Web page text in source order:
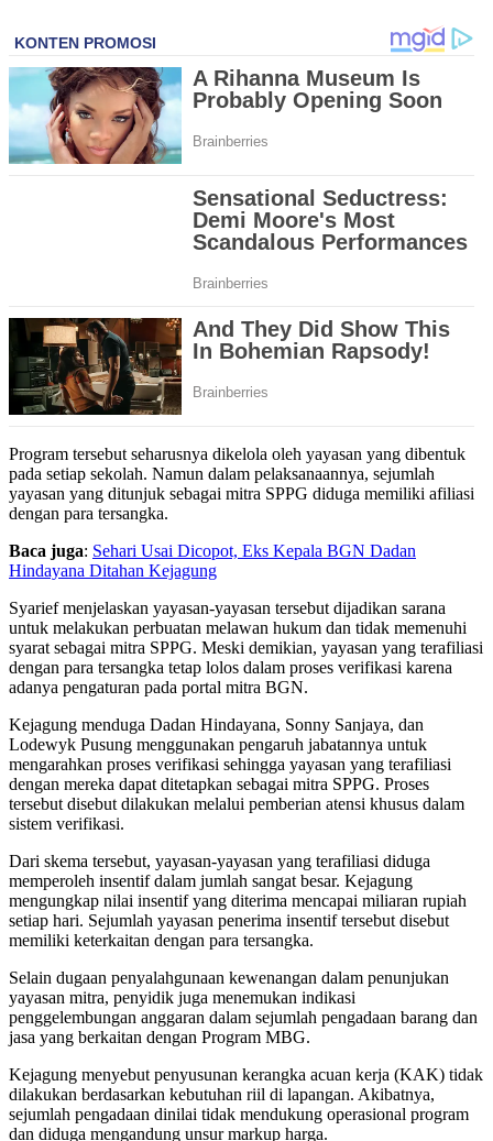
Program tersebut seharusnya dikelola oleh yayasan yang dibentuk
pada setiap sekolah. Namun dalam pelaksanaannya, sejumlah
yayasan yang ditunjuk sebagai mitra SPPG diduga memiliki afiliasi
dengan para tersangka.
Baca juga: Sehari Usai Dicopot, Eks Kepala BGN Dadan
Hindayana Ditahan Kejagung
Syarief menjelaskan yayasan-yayasan tersebut dijadikan sarana
untuk melakukan perbuatan melawan hukum dan tidak memenuhi
syarat sebagai mitra SPPG. Meski demikian, yayasan yang terafiliasi
dengan para tersangka tetap lolos dalam proses verifikasi karena
adanya pengaturan pada portal mitra BGN.
Kejagung menduga Dadan Hindayana, Sonny Sanjaya, dan
Lodewyk Pusung menggunakan pengaruh jabatannya untuk
mengarahkan proses verifikasi sehingga yayasan yang terafiliasi
dengan mereka dapat ditetapkan sebagai mitra SPPG. Proses
tersebut disebut dilakukan melalui pemberian atensi khusus dalam
sistem verifikasi.
Dari skema tersebut, yayasan-yayasan yang terafiliasi diduga
memperoleh insentif dalam jumlah sangat besar. Kejagung
mengungkap nilai insentif yang diterima mencapai miliaran rupiah
setiap hari. Sejumlah yayasan penerima insentif tersebut disebut
memiliki keterkaitan dengan para tersangka.
Selain dugaan penyalahgunaan kewenangan dalam penunjukan
yayasan mitra, penyidik juga menemukan indikasi
penggelembungan anggaran dalam sejumlah pengadaan barang dan
jasa yang berkaitan dengan Program MBG.
Kejagung menyebut penyusunan kerangka acuan kerja (KAK) tidak
dilakukan berdasarkan kebutuhan riil di lapangan. Akibatnya,
sejumlah pengadaan dinilai tidak mendukung operasional program
dan diduga mengandung unsur markup harga.